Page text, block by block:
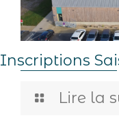
Inscriptions
Lire la